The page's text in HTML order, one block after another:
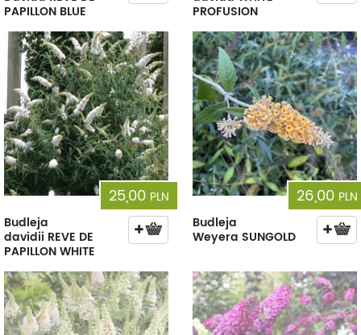
PAPILLON BLUE PROFUSION
25,00 PLN
Budleja
davidii REVE DE
PAPILLON WHITE
26,00 PLN
Budleja
Weyera SUNGOLD